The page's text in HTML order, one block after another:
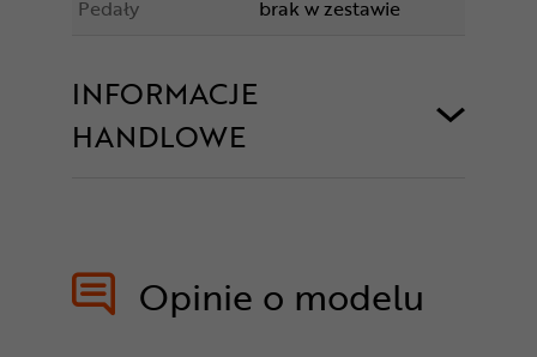
Pedały brak w zestawie
INFORMACJE
HANDLOWE
Opinie o modelu